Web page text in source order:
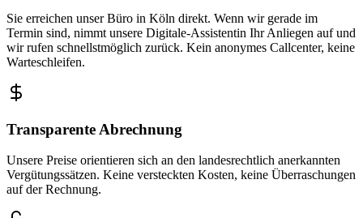
Sie erreichen unser Büro in Köln direkt. Wenn wir gerade im
Termin sind, nimmt unsere Digitale-Assistentin Ihr Anliegen auf und
wir rufen schnellstmöglich zurück. Kein anonymes Callcenter, keine
Warteschleifen.
Transparente Abrechnung
Unsere Preise orientieren sich an den landesrechtlich anerkannten
Vergütungssätzen. Keine versteckten Kosten, keine Überraschungen
auf der Rechnung.